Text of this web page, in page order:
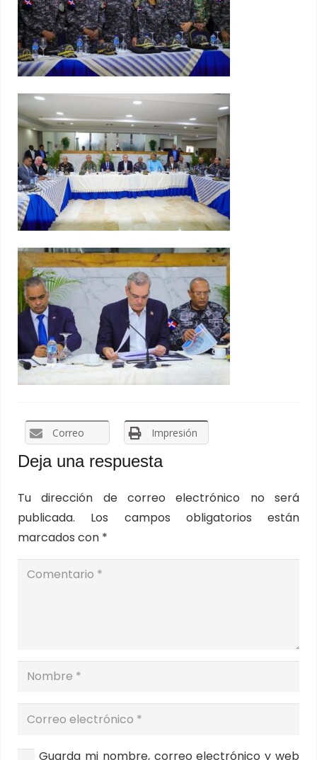
Correo Impresión
Deja una respuesta
Tu dirección de correo electrónico no será
publicada.
Los campos obligatorios están
marcados con *
Guarda mi nombre, correo electrónico y web